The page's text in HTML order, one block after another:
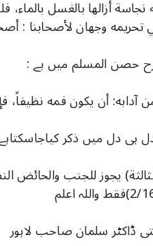
نجاسة أزالها بالغسل
تحريمه وجهان لأصحابنا :
حصن المسلم میں ہے :
آدابه: أن يكون فمه نظيفاً،
يجوز للجنب والحائض
ڈاکٹر سلمان صاحب لاہور